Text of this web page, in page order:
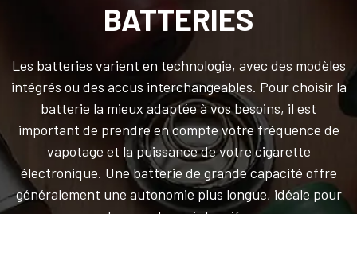
BATTERIES
Les batteries varient en technologie, avec des modèles
intégrés ou des accus interchangeables. Pour choisir la
batterie la mieux adaptée à vos besoins, il est
important de prendre en compte votre fréquence de
vapotage et la puissance de votre cigarette
électronique. Une batterie de grande capacité offre
généralement une autonomie plus longue, idéale pour
les vapoteurs intensifs.